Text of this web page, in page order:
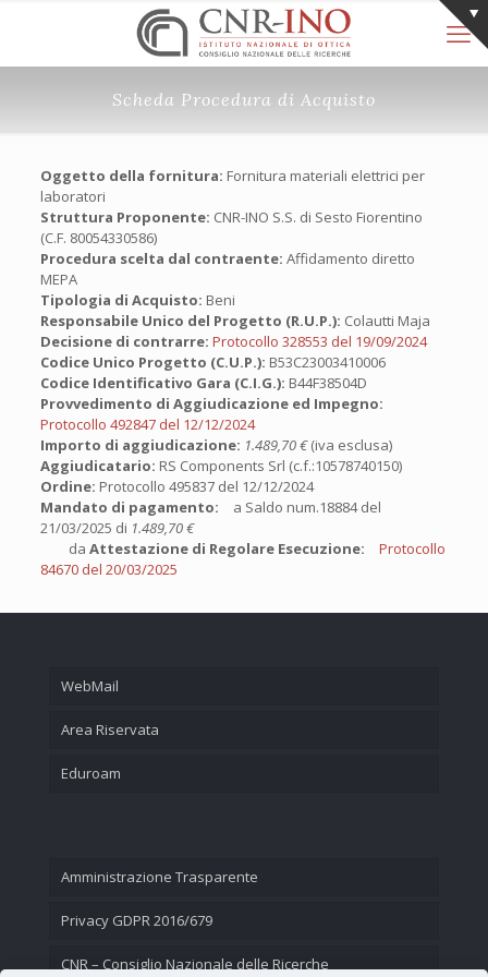
Scheda Procedura di Acquisto
Oggetto della fornitura: Fornitura materiali elettrici per
laboratori
Struttura Proponente: CNR-INO S.S. di Sesto Fiorentino
(C.F. 80054330586)
Procedura scelta dal contraente: Affidamento diretto
MEPA
Tipologia di Acquisto: Beni
Responsabile Unico del Progetto (R.U.P.): Colautti Maja
Decisione di contrarre: Protocollo 328553 del 19/09/2024
Codice Unico Progetto (C.U.P.): B53C23003410006
Codice Identificativo Gara (C.I.G.): B44F38504D
Provvedimento di Aggiudicazione ed Impegno:
Protocollo 492847 del 12/12/2024
Importo di aggiudicazione: 1.489,70 €(iva esclusa)
Aggiudicatario: RS Components Srl (c.f.:10578740150)
Ordine: Protocollo 495837 del 12/12/2024
Mandato di pagamento: a Saldo num.18884 del
21/03/2025 di 1.489,70 €
da Attestazione di Regolare Esecuzione:
Protocollo
84670 del 20/03/2025
WebMail
Area Riservata
Eduroam
Amministrazione Trasparente
Privacy GDPR 2016/679
CNR – Consiglio Nazionale delle Ricerche